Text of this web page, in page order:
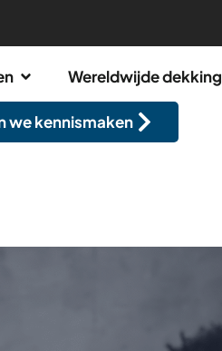
Wereldwijde dekking
we kennismaken